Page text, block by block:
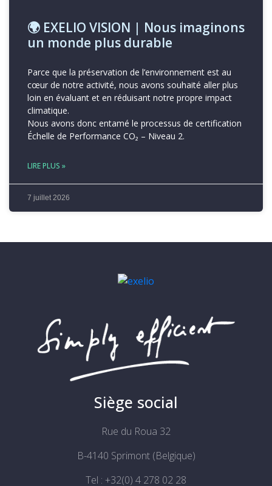
🌍 EXELIO VISION | Nous imaginons
un monde plus durable
Parce que la préservation de l’environnement est au
cœur de notre activité, nous avons souhaité aller plus
loin en évaluant et en réduisant notre propre impact
climatique.
Nous avons donc entamé le processus de certification
Échelle de Performance CO₂ – Niveau 2.
LIRE PLUS »
7 juillet 2026
Siège social
Rue du Roua 32
B-4140 Sprimont (Belgique)
Tel : +32(0) 4 278 02 28